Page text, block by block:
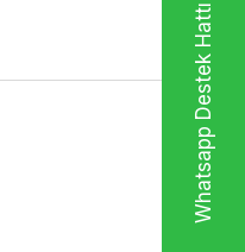
Whatsapp Destek Hattı